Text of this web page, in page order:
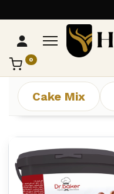
0
Cake Mix
تواصل مع Hunters
عادةً بنرد في دقائق